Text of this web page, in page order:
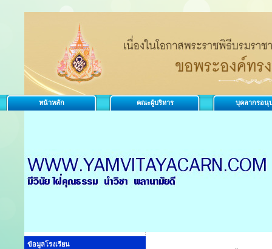
หน้าหลัก คณะผู้บริหาร บุคลากรอนุ
ข้อมูลโรงเรียน